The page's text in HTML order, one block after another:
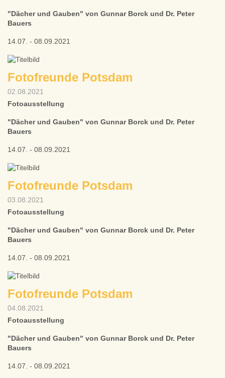
"Dächer und Gauben" von Gunnar Borck und Dr. Peter
Bauers
14.07. - 08.09.2021
Fotofreunde Potsdam
02.08.2021
Fotoausstellung
"Dächer und Gauben" von Gunnar Borck und Dr. Peter
Bauers
14.07. - 08.09.2021
Fotofreunde Potsdam
03.08.2021
Fotoausstellung
"Dächer und Gauben" von Gunnar Borck und Dr. Peter
Bauers
14.07. - 08.09.2021
Fotofreunde Potsdam
04.08.2021
Fotoausstellung
"Dächer und Gauben" von Gunnar Borck und Dr. Peter
Bauers
14.07. - 08.09.2021